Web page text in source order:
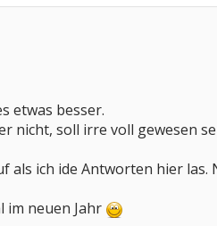
etwas besser.
nicht, soll irre voll gewesen
als ich ide Antworten hier
im neuen Jahr